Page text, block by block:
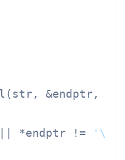
&endptr,
*endptr != '\0'